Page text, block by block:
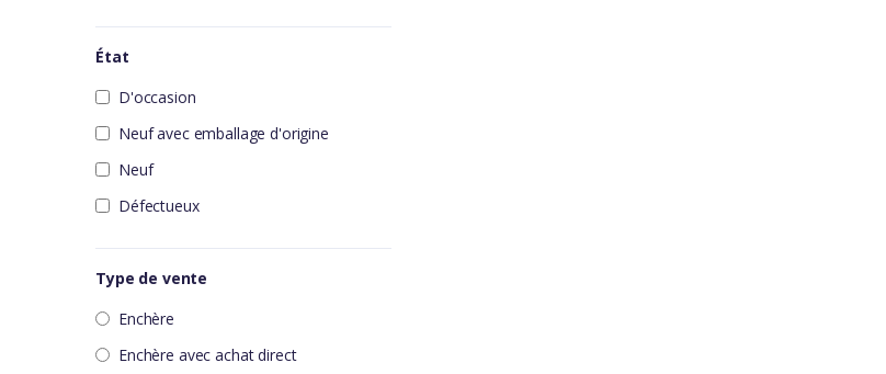
État
D'occasion
Neuf avec emballage d'origine
Neuf
Défectueux
Type de vente
Enchère
Enchère avec achat direct